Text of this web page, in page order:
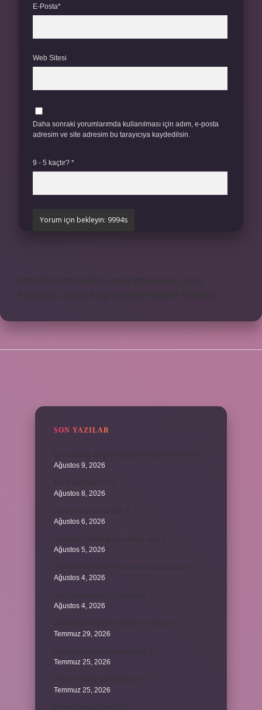
E-Posta*
Web Sitesi
Daha sonraki yorumlarımda kullanılması için adım, e-posta
adresim ve site adresim bu tarayıcıya kaydedilsin.
9 - 5 kaçtır? *
SON YAZILAR
Ağustos 9, 2026
Ağustos 8, 2026
Ağustos 6, 2026
Ağustos 5, 2026
Ağustos 4, 2026
Ağustos 4, 2026
Temmuz 29, 2026
Temmuz 25, 2026
Temmuz 25, 2026